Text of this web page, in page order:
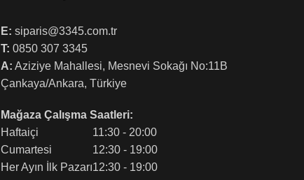
E: siparis@3345.com.tr
T: 0850 307 3345
A: Aziziye Mahallesi, Mesnevi Sokağı No:11B
Çankaya/Ankara, Türkiye
Mağaza Çalışma Saatleri:
Haftaiçi
Cumartesi
Her Ayın İlk Pazarı
11:30 - 20:00
12:30 - 19:00
12:30 - 19:00